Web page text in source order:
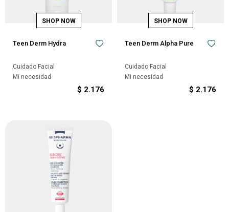
Teen Derm Hydra
Cuidado Facial
Mi necesidad
$ 2.176
Teen Derm Alpha Pure
Cuidado Facial
Mi necesidad
$ 2.176